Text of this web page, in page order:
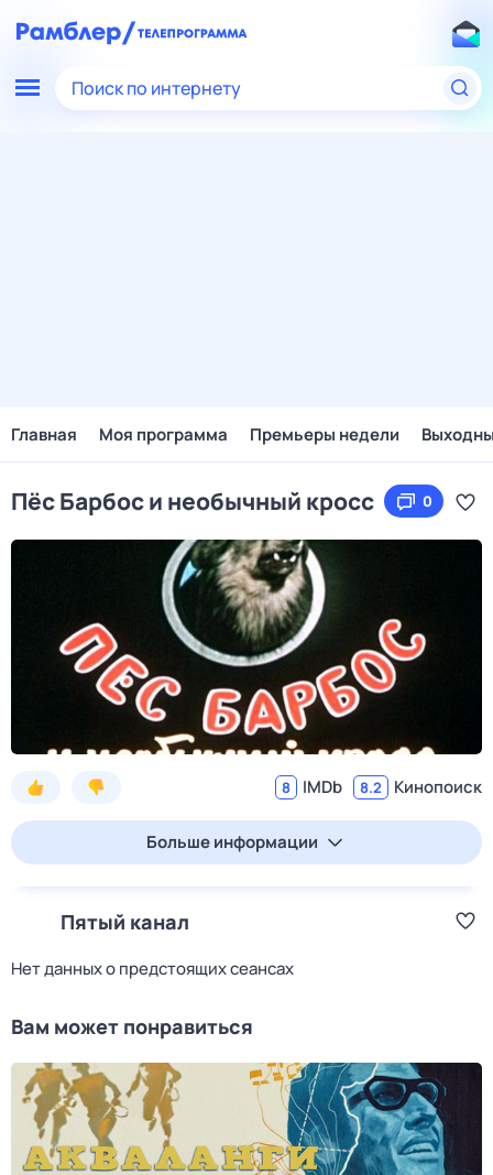
Поиск по интернету
Главная Моя программа Премьеры недели
Пёс Барбос и необычный кросс 0
8 IMDb 8.2 Кинопоиск
Больше информации
Пятый канал
Нет данных о предстоящих сеансах
Вам может понравиться